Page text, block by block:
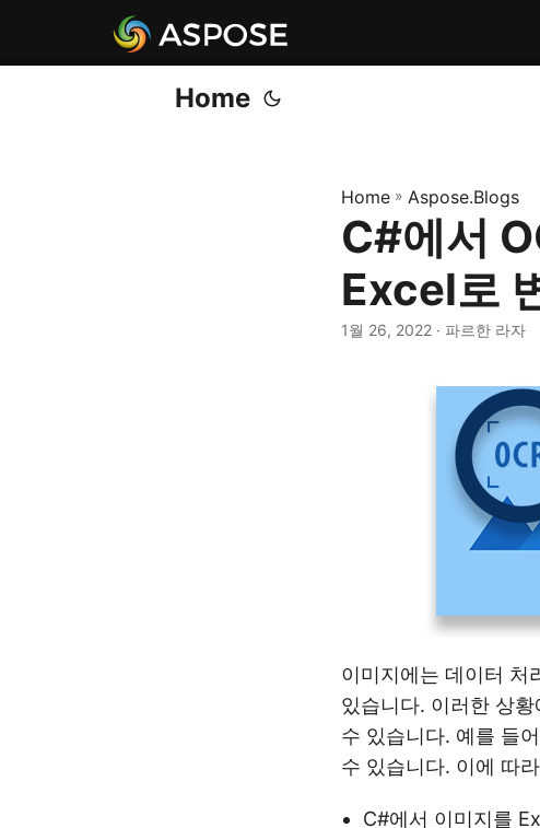
Home
Home » Aspose.Blogs
C#에서
Excel로
1월 26, 2022 · 파르한 라자
이미지에는 데이터 처
있습니다. 이러한 상
수 있습니다. 예를 들
수 있습니다. 이에 따
C#에서 이미지를